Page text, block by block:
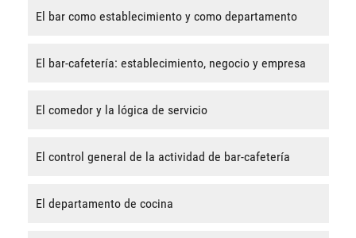
El bar como establecimiento y como departamento
El bar-cafetería: establecimiento, negocio y empresa
El comedor y la lógica de servicio
El control general de la actividad de bar-cafetería
El departamento de cocina